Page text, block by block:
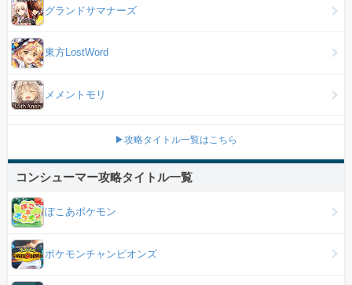
グランドサマナーズ
東方LostWord
メメントモリ
▶攻略タイトル一覧はこちら
コンシューマー攻略タイトル一覧
ぽこあポケモン
ポケモンチャンピオンズ